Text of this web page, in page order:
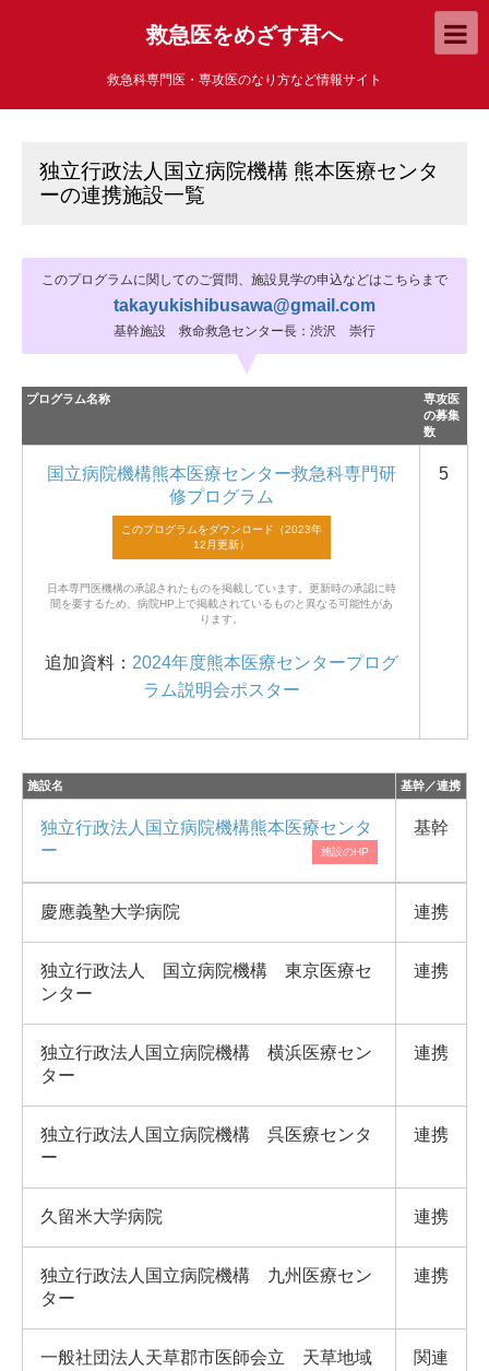
救急医をめざす君へ
救急科専門医・専攻医のなり方など情報サイト
独立行政法人国立病院機構 熊本医療センタ
ーの連携施設一覧
このプログラムに関してのご質問、施設見学の申込などはこちらまで
takayukishibusawa@gmail.com
基幹施設 救命救急センター長：渋沢 崇行
プログラム名称
専攻医
の募集
数
国立病院機構熊本医療センター救急科専門研
修プログラム
日本専門医機構の承認されたものを掲載しています。 更新時の承認に時
間を要するため、病院HP上で掲載されているものと異なる可能性があ
ります。
追加資料： 2024年度熊本医療センタープログ
ラム説明会ポスター
5
施設名 基幹／連携
独立行政法人国立病院機構熊本医療センタ
ー
基幹
慶應義塾大学病院 連携
独立行政法人 国立病院機構 東京医療セ
ンター
連携
独立行政法人国立病院機構 横浜医療セン
ター
連携
独立行政法人国立病院機構 呉医療センタ
ー
連携
久留米大学病院 連携
独立行政法人国立病院機構 九州医療セン
ター
連携
一般社団法人天草郡市医師会立 天草地域
関連